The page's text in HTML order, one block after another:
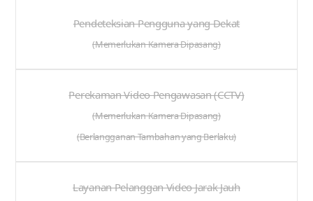
Pendeteksian Pengguna yang Dekat
(Memerlukan Kamera Dipasang)
Perekaman Video Pengawasan (CCTV)
(Memerlukan Kamera Dipasang)
(Berlangganan Tambahan yang Berlaku)
Layanan Pelanggan Video Jarak Jauh